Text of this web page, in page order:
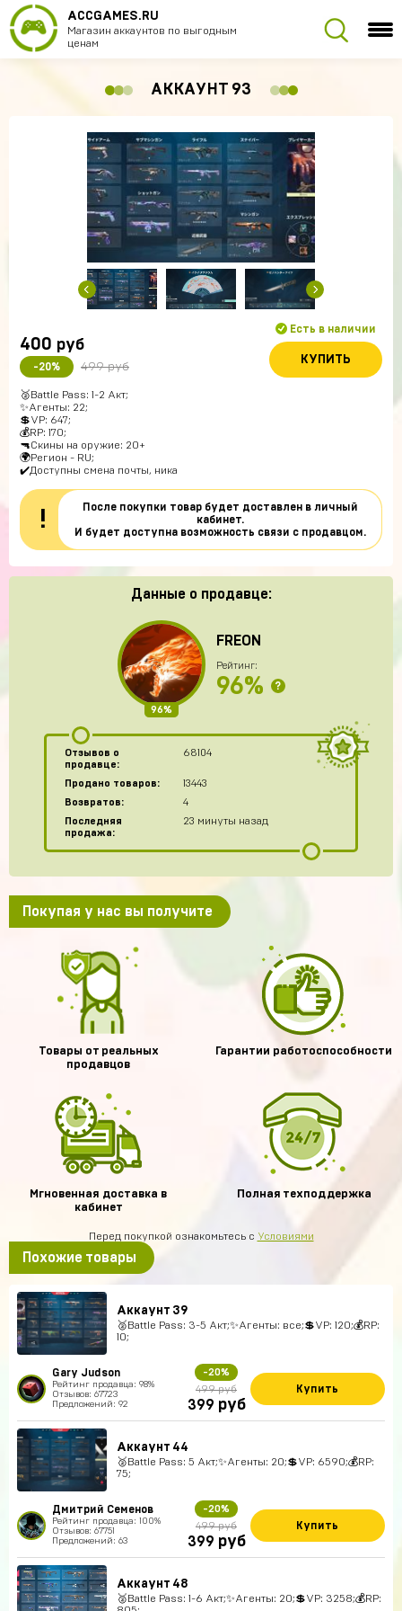
ACCGAMES.RU
Магазин аккаунтов по выгодным
ценам
АККАУНТ 93
400 руб
-20% 499 руб
Есть в наличии
КУПИТЬ
🥈Battle Pass: 1-2 Акт;
✨Агенты: 22;
💲VP: 647;
💰RP: 170;
🔫Скины на оружие: 20+
🌍Регион - RU;
✔️Доступны смена почты, ника
!
После покупки товар будет доставлен в личный
кабинет.
И будет доступна возможность связи с продавцом.
Данные о продавце:
96%
FREON
Рейтинг:
96% ?
Отзывов о
продавце:
68104
Продано товаров:
13443
Возвратов:
4
Последняя
продажа:
23 минуты назад
Покупая у нас вы получите
Товары от реальных
продавцов
Гарантии работоспособности
Мгновенная доставка в
кабинет
Полная техподдержка
Перед покупкой ознакомьтесь с Условиями
Похожие товары
Аккаунт 39
🥈Battle Pass: 3-5 Акт;✨Агенты: все;💲VP: 120;💰RP:
10;
Gary Judson
Рейтинг продавца: 98%
Отзывов: 67723
Предложений: 92
-20%
499 руб
399 руб
Купить
Аккаунт 44
🥈Battle Pass: 5 Акт;✨Агенты: 20;💲VP: 6590;💰RP:
75;
Дмитрий Семенов
Рейтинг продавца: 100%
Отзывов: 67751
Предложений: 63
-20%
499 руб
399 руб
Купить
Аккаунт 48
🥈Battle Pass: 1-6 Акт;✨Агенты: 20;💲VP: 3258;💰RP: